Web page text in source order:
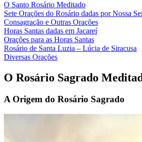
O Santo Rosário Meditado
Sete Orações do Rosário dadas por Nossa
Consagração e Outras Orações
Horas Santas dadas em Jacareí
Orações para as Horas Santas
Rosário de Santa Luzia – Lúcia de Siracusa
Diversas Orações
O Rosário Sagrado
A Origem do Rosário Sagrado